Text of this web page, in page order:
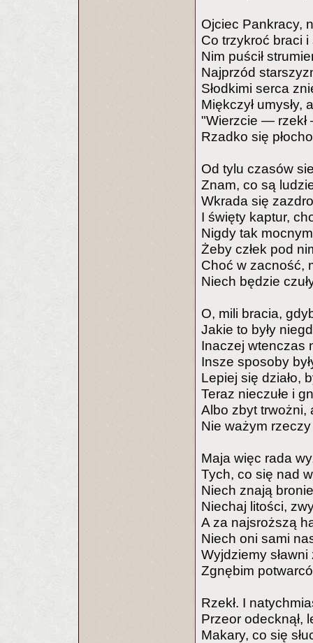
Ojciec Pankracy,
Co trzykroć braci i
Nim puścił
Najprzód
Słodkimi serca
Miękczył umysły,
"Wierzcie — rzekł
Rzadko się
Od tylu czasów
Znam, co są
Wkrada się
I święty kaptur,
Nigdy tak
Żeby człek pod
Choć w zacność,
Niech będzie
O, mili bracia,
Jakie to były
Inaczej wtenczas
Insze sposoby
Lepiej się działo,
Teraz nieczułe i
Albo zbyt trwożni,
Nie ważym
Maja więc rada
Tych, co się nad
Niech znają
Niechaj litości,
A za najsroższą
Niech oni sami
Wyjdziemy
Zgnębim
Rzekł. I
Przeor odecknął,
Makary, co się